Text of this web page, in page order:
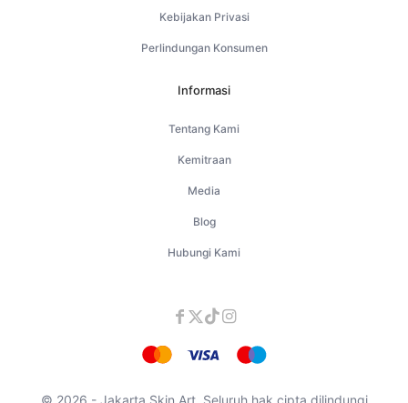
Kebijakan Privasi
Perlindungan Konsumen
Informasi
Tentang Kami
Kemitraan
Media
Blog
Hubungi Kami
© 2026 - Jakarta Skin Art. Seluruh hak cipta dilindungi